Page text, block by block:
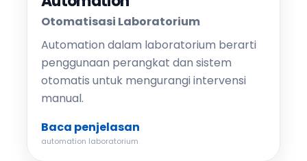
Otomatisasi Laboratorium
Automation dalam laboratorium berarti
penggunaan perangkat dan sistem
otomatis untuk mengurangi intervensi
manual.
Baca penjelasan
automation laboratorium